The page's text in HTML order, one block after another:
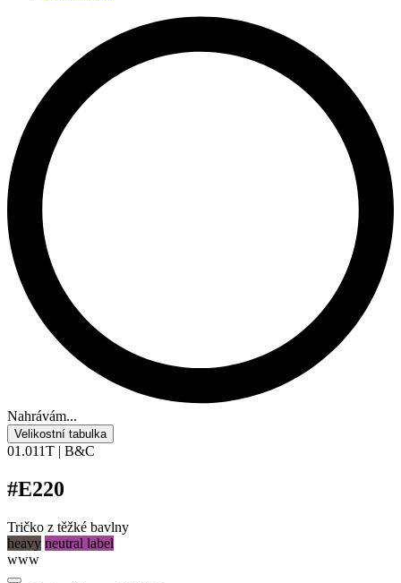
Nahrávám...
Velikostní tabulka
01.011T | B&C
#E220
Tričko z těžké bavlny
heavy neutral label
www